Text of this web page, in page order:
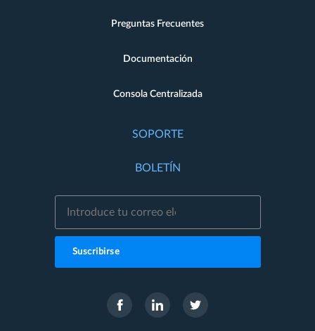
Preguntas Frecuentes
Documentación
Consola Centralizada
SOPORTE
BOLETÍN
Suscribirse